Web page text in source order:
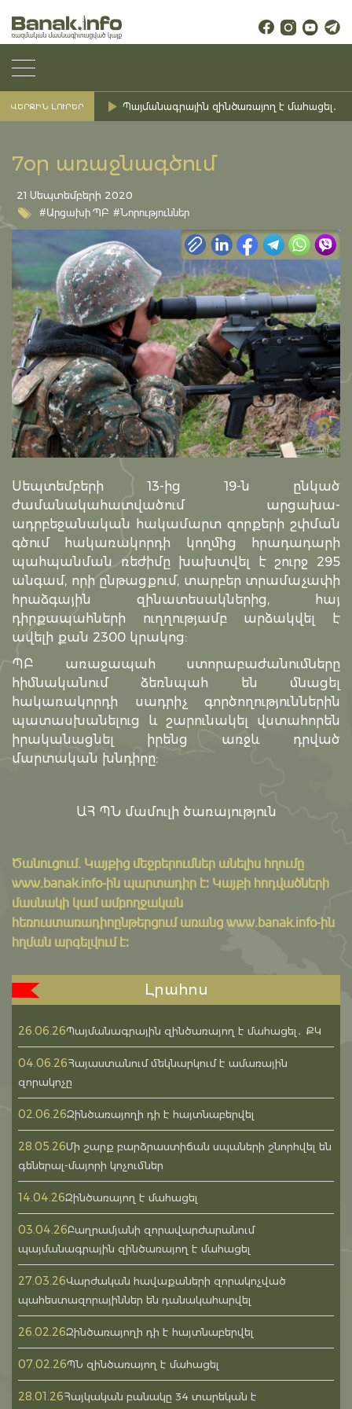
ՎԵՐՋԻՆ ԼՈՒՐԵՐ Պայմանագրային զինծառայող է մահացել․
7օր առաջնագծում
21 Սեպտեմբերի 2020
#Արցախի ՊԲ #Նորություններ
Սեպտեմբերի 13-ից 19-ն ընկած
ժամանակահատվածում արցախա-
ադրբեջանական հակամարտ զորքերի շփման
գծում հակառակորդի կողմից հրադադարի
պահպանման ռեժիմը խախտվել է շուրջ 295
անգամ, որի ընթացքում, տարբեր տրամաչափի
հրաձգային զինատեսակներից, հայ
դիրքապահների ուղղությամբ արձակվել է
ավելի քան 2300 կրակոց:
ՊԲ առաջապահ ստորաբաժանումները
հիմնականում ձեռնպահ են մնացել
հակառակորդի սադրիչ գործողություններին
պատասխանելուց և շարունակել վստահորեն
իրականացնել իրենց առջև դրված
մարտական խնդիրը:
ԱՀ ՊՆ մամուլի ծառայություն
Ծանուցում․ Կայքից մեջբերումներ անելիս հղումը
www.banak.info-ին պարտադիր է: Կայքի հոդվածների
մասնակի կամ ամբողջական
հեռուստառադիոընթերցում առանց www.banak.info-ին
հղման արգելվում է:
Լրահոս
26.06.26Պայմանագրային զինծառայող է մահացել․ ՔԿ
04.06.26Հայաստանում մեկնարկում է ամառային
զորակոչը
02.06.26Զինծառայողի դի է հայտնաբերվել
28.05.26Մի շարք բարձրաստիճան սպաների շնորհվել են
գեներալ-մայորի կոչումներ
14.04.26Զինծառայող է մահացել
03.04.26Բաղրամյանի զորավարժարանում
պայմանագրային զինծառայող է մահացել
27.03.26Վարժական հավաքաների զորակոչված
պահեստազորայիններ են դանակահարվել
26.02.26Զինծառայողի դի է հայտնաբերվել
07.02.26ՊՆ զինծառայող է մահացել
28.01.26Հայկական բանակը 34 տարեկան է